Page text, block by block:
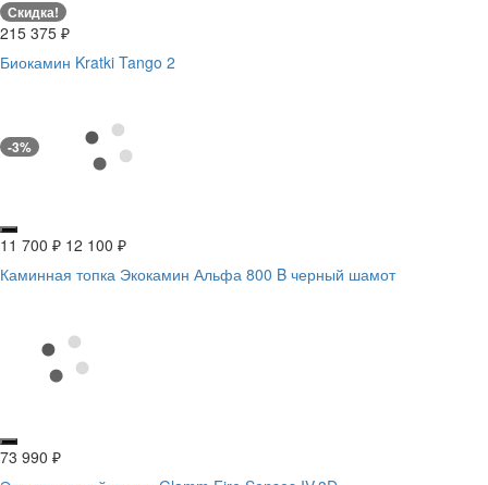
Скидка!
215 375 ₽
Биокамин Kratki Tango 2
-3%
11 700 ₽ 12 100 ₽
Каминная топка Экокамин Альфа 800 B черный шамот
73 990 ₽